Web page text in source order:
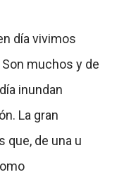
día vivimos
muchos y de
inundan
La gran
que, de una u